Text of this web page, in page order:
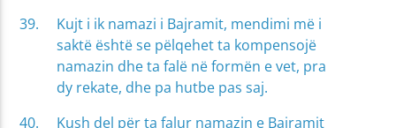
Kujt i ik namazi i Bajramit, mendimi më i
saktë është se pëlqehet ta kompensojë
namazin dhe ta falë në formën e vet, pra
dy rekate, dhe pa hutbe pas saj.
Kush del për ta falur namazin e Bajramit